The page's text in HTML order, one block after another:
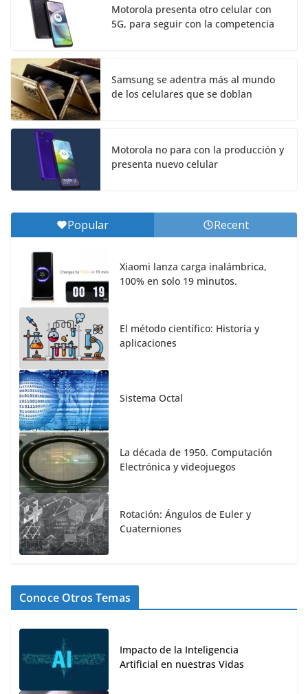
Motorola presenta otro celular con
5G, para seguir con la competencia
Samsung se adentra más al mundo
de los celulares que se doblan
Motorola no para con la producción y
presenta nuevo celular
Popular Recent
Xiaomi lanza carga inalámbrica,
100% en solo 19 minutos.
El método científico: Historia y
aplicaciones
Sistema Octal
La década de 1950. Computación
Electrónica y videojuegos
Rotación: Ángulos de Euler y
Cuaterniones
Conoce Otros Temas
Impacto de la Inteligencia
Artificial en nuestras Vidas